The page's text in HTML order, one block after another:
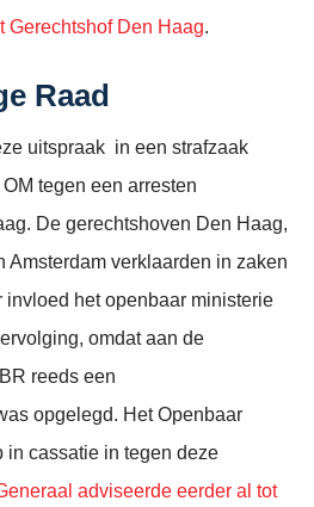
Gerechtshof Den Haag.
Raad
uitspraak in een strafzaak
tegen een arresten
De gerechtshoven Den Haag,
Amsterdam verklaarden in zaken
invloed het openbaar ministerie
omdat aan de
reeds een
opgelegd. Het Openbaar
in cassatie in tegen deze
adviseerde eerder al tot